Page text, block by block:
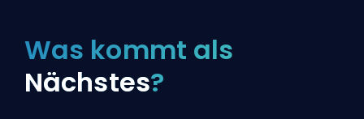
Was kommt als
Nächstes?